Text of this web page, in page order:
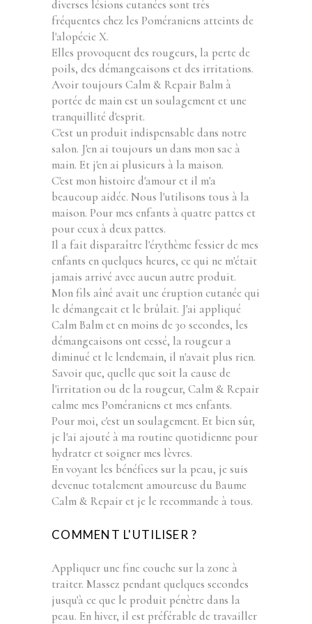
diverses lésions cutanées sont très
fréquentes chez les Poméraniens atteints de
l'alopécie X.
Elles provoquent des rougeurs, la perte de
poils, des démangeaisons et des irritations.
Avoir toujours Calm & Repair Balm à
portée de main est un soulagement et une
tranquillité d'esprit.
C'est un produit indispensable dans notre
salon. J'en ai toujours un dans mon sac à
main. Et j'en ai plusieurs à la maison.
C'est mon histoire d'amour et il m'a
beaucoup aidée. Nous l'utilisons tous à la
maison. Pour mes enfants à quatre pattes et
pour ceux à deux pattes.
Il a fait disparaître l'érythème fessier de mes
enfants en quelques heures, ce qui ne m'était
jamais arrivé avec aucun autre produit.
Mon fils aîné avait une éruption cutanée qui
le démangeait et le brûlait. J'ai appliqué
Calm Balm et en moins de 30 secondes, les
démangeaisons ont cessé, la rougeur a
diminué et le lendemain, il n'avait plus rien.
Savoir que, quelle que soit la cause de
l'irritation ou de la rougeur, Calm & Repair
calme mes Poméraniens et mes enfants.
Pour moi, c'est un soulagement. Et bien sûr,
je l'ai ajouté à ma routine quotidienne pour
hydrater et soigner mes lèvres.
En voyant les bénéfices sur la peau, je suis
devenue totalement amoureuse du Baume
Calm & Repair et je le recommande à tous.
COMMENT L'UTILISER ?
Appliquer une fine couche sur la zone à
traiter. Massez pendant quelques secondes
jusqu'à ce que le produit pénètre dans la
peau. En hiver, il est préférable de travailler